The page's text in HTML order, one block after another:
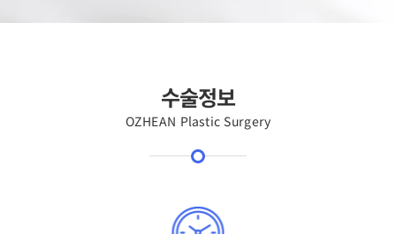
수술정보
OZHEAN Plastic Surgery